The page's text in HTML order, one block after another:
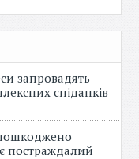
запровадять
сніданків
постраждалий